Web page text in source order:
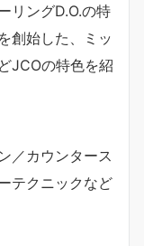
リングD.O.の特
創始した、ミッ
JCOの特色を紹
／カウンタース
テクニックなど